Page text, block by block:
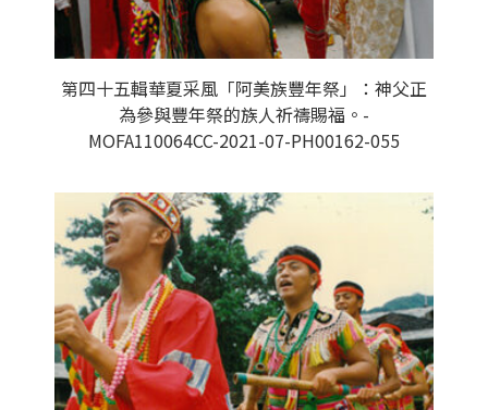
第四十五輯華夏采風「阿美族豐年祭」：神父正
為參與豐年祭的族人祈禱賜福。-
MOFA110064CC-2021-07-PH00162-055